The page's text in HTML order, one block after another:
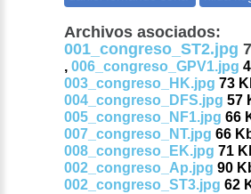
Archivos asociados:
001_congreso_ST2.jpg
,006_congreso_GPV1.jpg
003_congreso_HK.jpg 73
004_congreso_DFS.jpg 57
005_congreso_NF1.jpg 66
007_congreso_NT.jpg 66
008_congreso_EK.jpg 71
002_congreso_Ap.jpg 90
002_congreso_ST3.jpg 62